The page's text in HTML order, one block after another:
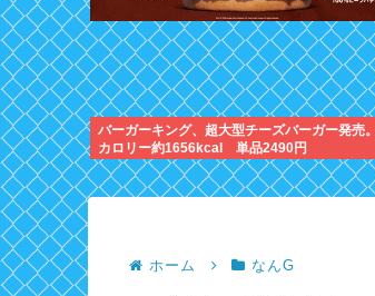
バーガーキング、超大型チーズバーガー発売
カロリー約1656kcal 単品2490円
ホーム なんG